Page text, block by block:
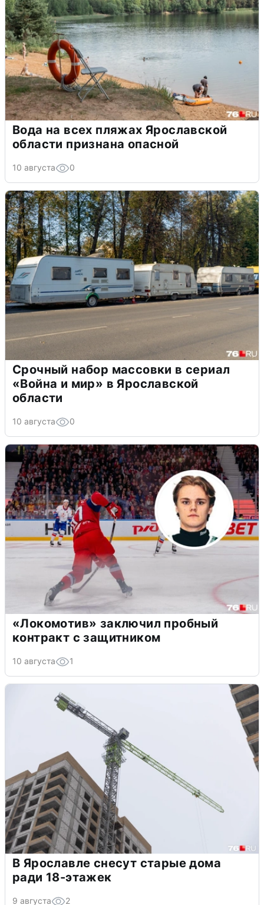
Вода на всех пляжах Ярославской
области признана опасной
10 августа 0
Срочный набор массовки в сериал
«Война и мир» в Ярославской
области
10 августа 0
«Локомотив» заключил пробный
контракт с защитником
10 августа 1
В Ярославле снесут старые дома
ради 18-этажек
9 августа 2